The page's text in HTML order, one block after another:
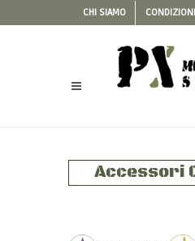
CHI SIAMO
Accessori